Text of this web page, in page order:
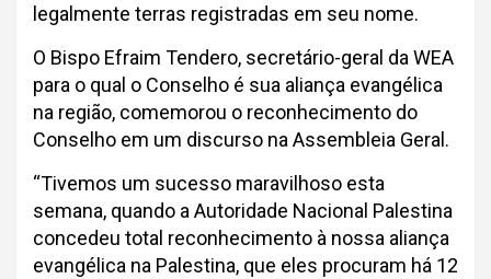
legalmente terras registradas em seu nome.
O Bispo Efraim Tendero, secretário-geral da WEA
para o qual o Conselho é sua aliança evangélica
na região, comemorou o reconhecimento do
Conselho em um discurso na Assembleia Geral.
“Tivemos um sucesso maravilhoso esta
semana, quando a Autoridade Nacional Palestina
concedeu total reconhecimento à nossa aliança
evangélica na Palestina, que eles procuram há 12